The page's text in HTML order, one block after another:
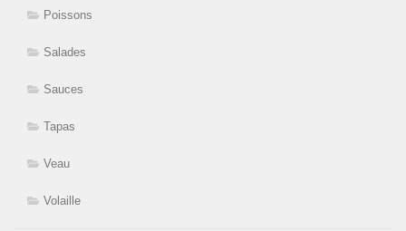
Poissons
Salades
Sauces
Tapas
Veau
Volaille